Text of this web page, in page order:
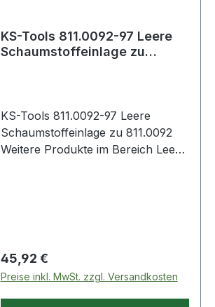
KS-Tools 811.0092-97 Leere
Schaumstoffeinlage zu
KS-Tools 811.0092-97 Leere
Schaumstoffeinlage zu 811.0092
Weitere Produkte im Bereich Leere
Regulärer Preis:
45,92 €
Preise inkl. MwSt. zzgl. Versandkosten